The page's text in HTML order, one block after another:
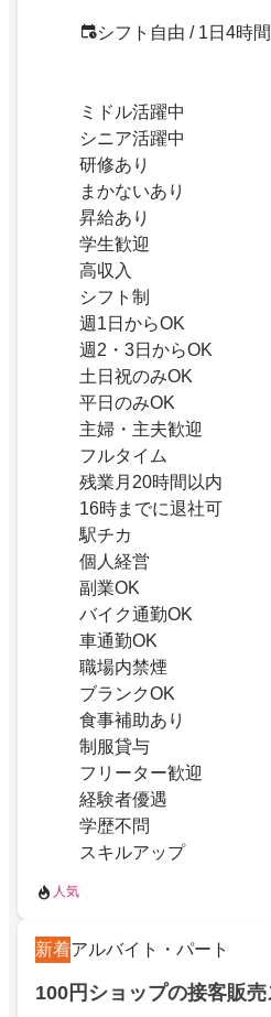
シフト自由 / 1日4時
ミドル活躍中
シニア活躍中
研修あり
まかないあり
昇給あり
学生歓迎
高収入
シフト制
週1日からOK
週2・3日からOK
土日祝のみOK
平日のみOK
主婦・主夫歓迎
フルタイム
残業月20時間以内
16時までに退社可
駅チカ
個人経営
副業OK
バイク通勤OK
車通勤OK
職場内禁煙
ブランクOK
食事補助あり
制服貸与
フリーター歓迎
経験者優遇
学歴不問
スキルアップ
人気
新着アルバイト・パート
100円ショップの接客販